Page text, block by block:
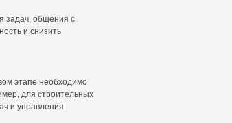
задач, общения с
и снизить
этапе необходимо
для строительных
и управления